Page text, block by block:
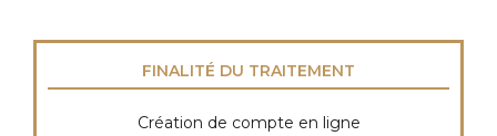
FINALITÉ DU TRAITEMENT
Création de compte en ligne